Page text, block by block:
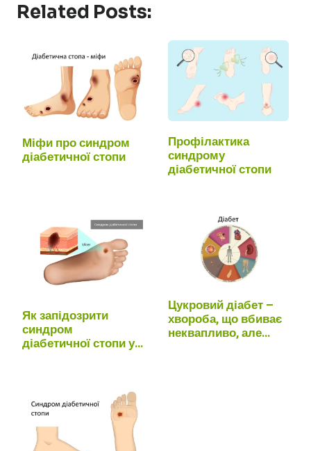
Related Posts:
Міфи про синдром
діабетичної стопи
Профілактика
синдрому
діабетичної стопи
Як запідозрити
синдром
діабетичної стопи у
Цукровий діабет –
хвороба, що вбиває
неквапливо, але